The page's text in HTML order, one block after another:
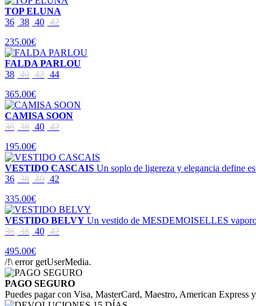
TOP ELUNA
36 38 40 42
235.00€
FALDA PARLOU
38 40 42 44
365.00€
CAMISA SOON
36 38 40 42
195.00€
VESTIDO CASCAIS Un soplo de ligereza y elegancia define
36 38 40 42
335.00€
VESTIDO BELVY Un vestido de MESDEMOISELLES
36 38 40 42
495.00€
/!\ error getUserMedia.
PAGO SEGURO
Puedes pagar con Visa, MasterCard, Maestro, American Express